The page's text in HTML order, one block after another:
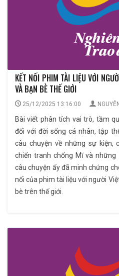
KẾT NỐI PHIM TÀI LIỆU VỚI
VÀ BẠN BÈ THẾ GIỚI
25/12/2025 13:16:00
Bài viết phân tích vai trò, tầm
đối với đời sống cá nhân, tập
câu chuyện về những sự kiện,
chiến tranh chống Mĩ và
câu chuyện ấy đã minh chứng
nối của phim tài liệu với người
bè trên thế giới.